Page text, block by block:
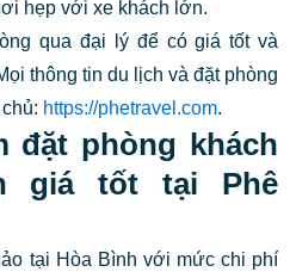
hẹp với xe khách lớn.
qua đại lý để có giá tốt và
thông tin du lịch và đặt phòng
https://phetravel.com.
đặt phòng khách
giá tốt tại Phê
tại Hòa Bình với mức chi phí